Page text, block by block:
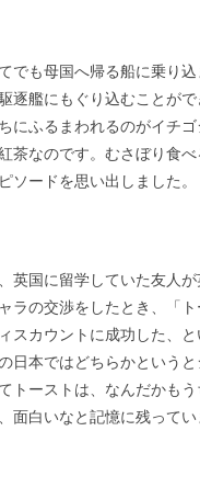
でも母国へ帰る船に乗り
逐艦にもぐり込むことが
にふるまわれるのがイチ
茶なのです。むさぼり食
ソードを思い出しました。
英国に留学していた友人
ラの交渉をしたとき、「
スカウントに成功した、
日本ではどちらかという
トーストは、なんだかも
面白いなと記憶に残ってい